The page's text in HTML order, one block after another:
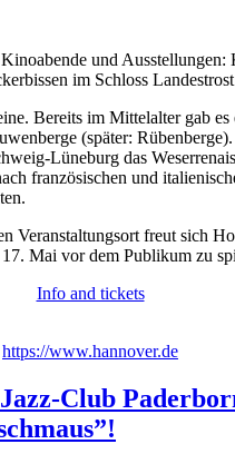
und Ausstellungen:
im Schloss
Bereits im Mittelalter gab
(später:
Lüneburg das
französischen und
Veranstaltungsort freut sich
Mai vor dem Publikum zu
Info and tickets
https://www.hannover.de
Club